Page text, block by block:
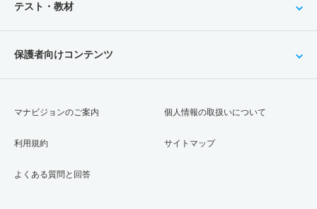
テスト・教材
保護者向けコンテンツ
マナビジョンのご案内
利用規約
よくある質問と回答
個人情報の取扱いについて
サイトマップ